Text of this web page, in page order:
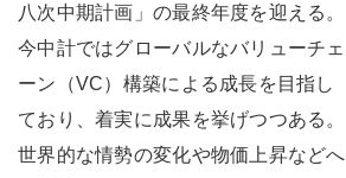
八次中期計画」の最終年度を迎える。
今中計ではグローバルなバリューチェ
ーン（VC）構築による成長を目指し
ており、着実に成果を挙げつつある。
世界的な情勢の変化や物価上昇などへ